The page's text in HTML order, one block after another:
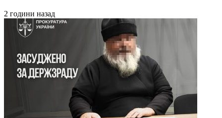
2 години назад